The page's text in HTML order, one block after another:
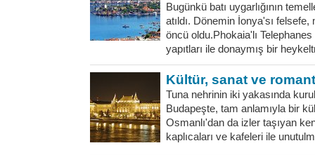
Bugünkü batı uygarlığının
atıldı. Dönemin İonya'sı
öncü oldu.Phokaia'lı
yapıtları ile donaymış bir
Kültür, sanat ve
Tuna nehrinin iki yakasında
Budapeşte, tam anlamıyla bir
Osmanlı'dan da izler taşıyan
kaplıcaları ve kafeleri ile